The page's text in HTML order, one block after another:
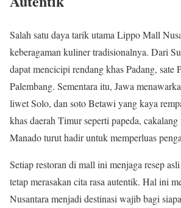
Salah satu daya tarik utama Lippo Mall
keberagaman kuliner tradisionalnya. Dari
dapat mencicipi rendang khas Padang, sate
Palembang. Sementara itu, Jawa
liwet Solo, dan soto Betawi yang kaya
khas daerah Timur seperti papeda,
Manado turut hadir untuk memperluas
Setiap restoran di mall ini menjaga resep
tetap merasakan cita rasa autentik. Hal ini
Nusantara menjadi destinasi wajib bagi